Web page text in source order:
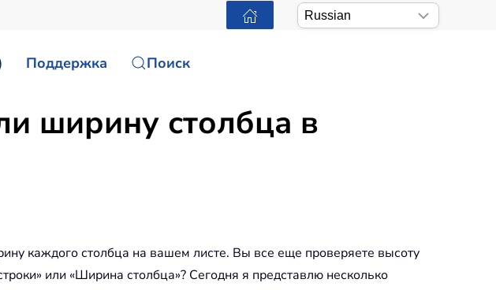
Поддержка Поиск
ширину столбца в
каждого столбца на вашем листе. Вы все еще проверяете высоту
или «Ширина столбца»? Сегодня я представлю несколько